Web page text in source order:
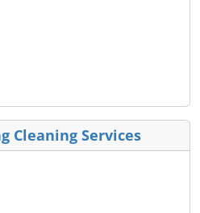
Cleaning Services